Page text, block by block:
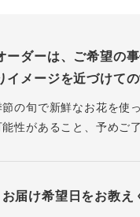
ーダーは、ご希望の
イメージを近づけての
節の旬で新鮮なお花を使
性があること、予めご
お届け希望日をお教え